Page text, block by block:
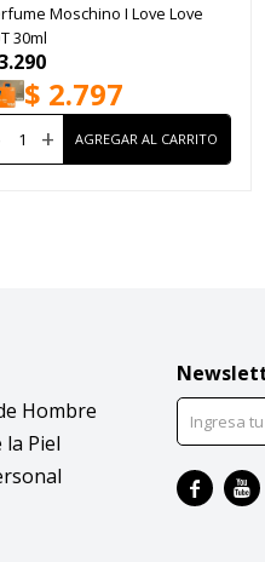
Moschino I Love Love
30ml
$ 2.797
+
Hombre
la Piel
 